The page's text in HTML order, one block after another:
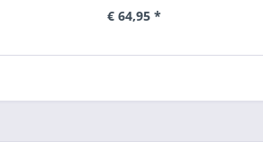
€ 64,95 *